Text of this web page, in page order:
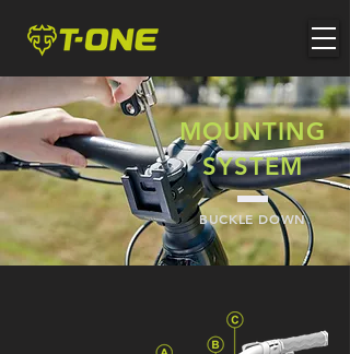
MOUNTING
SYSTEM
BUCKLE DOWN